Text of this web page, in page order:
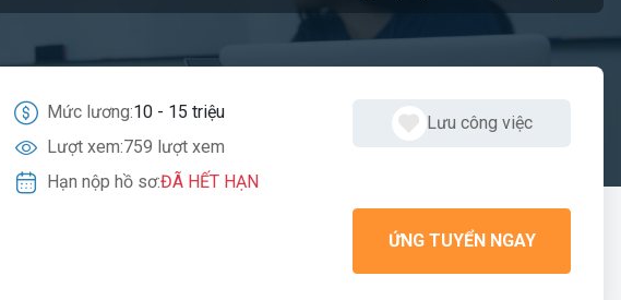
Mức lương:10 - 15 triệu
Lượt xem:759 lượt xem
Hạn nộp hồ sơ:ĐÃ HẾT HẠN
Lưu công việc
ỨNG TUYỂN NGAY